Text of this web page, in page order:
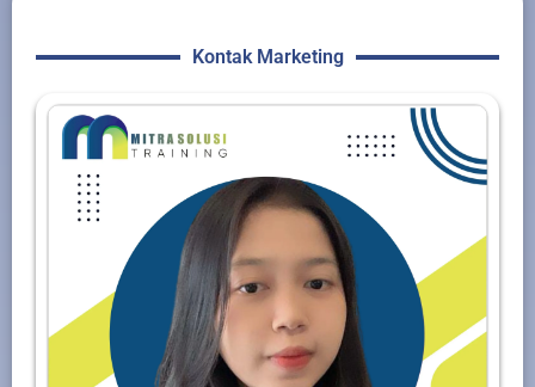
Kontak Marketing